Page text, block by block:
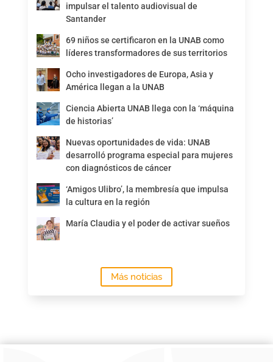
impulsar el talento audiovisual de
Santander
69 niños se certificaron en la UNAB como
líderes transformadores de sus territorios
Ocho investigadores de Europa, Asia y
América llegan a la UNAB
Ciencia Abierta UNAB llega con la ‘máquina
de historias’
Nuevas oportunidades de vida: UNAB
desarrolló programa especial para mujeres
con diagnósticos de cáncer
‘Amigos Ulibro’, la membresía que impulsa
la cultura en la región
María Claudia y el poder de activar sueños
Más noticias